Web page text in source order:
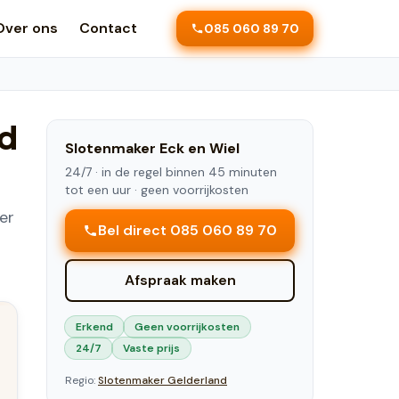
ons Contact 085 060 89 70
Slotenmaker Eck en Wiel
24/7 · in de regel binnen 45 minuten
tot een uur · geen voorrijkosten
Bel direct 085 060 89 70
Afspraak maken
Erkend
Geen voorrijkosten
24/7
Vaste prijs
Regio:SlotenmakerGelderland